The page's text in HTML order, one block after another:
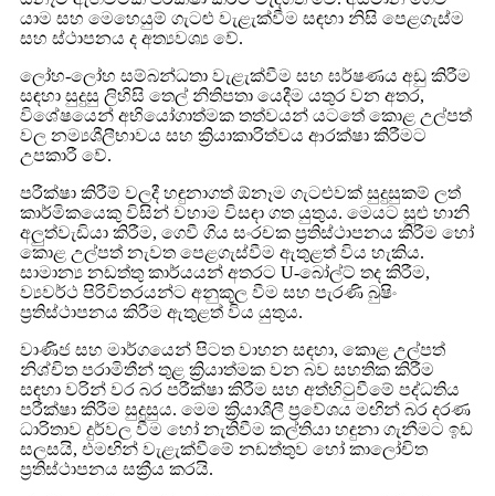
යාම සහ මෙහෙයුම් ගැටළු වැළැක්වීම සඳහා නිසි පෙළගැස්ම
සහ ස්ථාපනය ද අත්‍යවශ්‍ය වේ.
ලෝහ-ලෝහ සම්බන්ධතා වැළැක්වීම සහ ඝර්ෂණය අඩු කිරීම
සඳහා සුදුසු ලිහිසි තෙල් නිතිපතා යෙදීම යතුර වන අතර,
විශේෂයෙන් අභියෝගාත්මක තත්වයන් යටතේ කොළ උල්පත්
වල නම්‍යශීලීභාවය සහ ක්‍රියාකාරිත්වය ආරක්ෂා කිරීමට
උපකාරී වේ.
පරීක්ෂා කිරීම් වලදී හඳුනාගත් ඕනෑම ගැටළුවක් සුදුසුකම් ලත්
කාර්මිකයෙකු විසින් වහාම විසඳා ගත යුතුය. මෙයට සුළු හානි
අලුත්වැඩියා කිරීම, ගෙවී ගිය සංරචක ප්‍රතිස්ථාපනය කිරීම හෝ
කොළ උල්පත් නැවත පෙළගැස්වීම ඇතුළත් විය හැකිය.
සාමාන්‍ය නඩත්තු කාර්යයන් අතරට U-බෝල්ට් තද කිරීම,
ව්‍යවර්ථ පිරිවිතරයන්ට අනුකූල වීම සහ පැරණි බුෂිං
ප්‍රතිස්ථාපනය කිරීම ඇතුළත් විය යුතුය.
වාණිජ සහ මාර්ගයෙන් පිටත වාහන සඳහා, කොළ උල්පත්
නිශ්චිත පරාමිතීන් තුළ ක්‍රියාත්මක වන බව සහතික කිරීම
සඳහා වරින් වර බර පරීක්ෂා කිරීම සහ අත්හිටුවීමේ පද්ධතිය
පරීක්ෂා කිරීම සුදුසුය. මෙම ක්‍රියාශීලී ප්‍රවේශය මඟින් බර දරණ
ධාරිතාව දුර්වල වීම හෝ නැතිවීම කල්තියා හඳුනා ගැනීමට ඉඩ
සලසයි, එමඟින් වැළැක්වීමේ නඩත්තුව හෝ කාලෝචිත
ප්‍රතිස්ථාපනය සක්‍රීය කරයි.